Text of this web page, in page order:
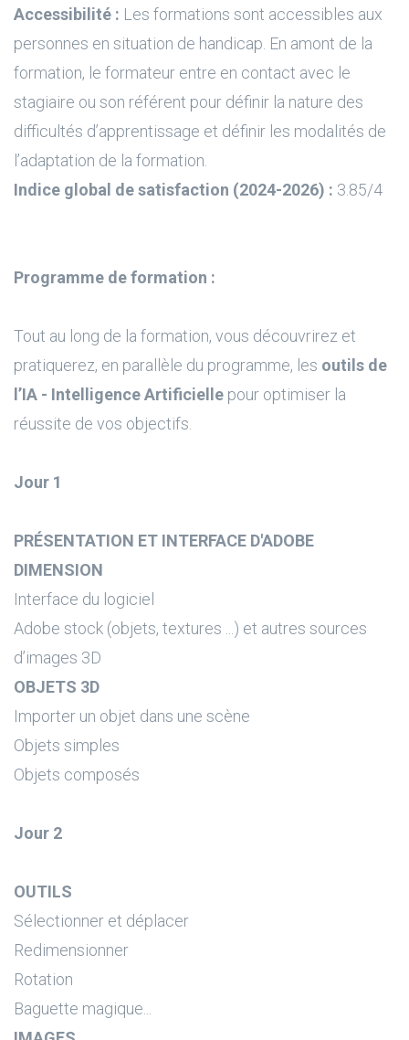
Accessibilité : Les formations sont accessibles aux
personnes en situation de handicap. En amont de la
formation, le formateur entre en contact avec le
stagiaire ou son référent pour définir la nature des
difficultés d’apprentissage et définir les modalités de
l’adaptation de la formation.
Indice global de satisfaction (2024-2026) : 3.85/4
Programme de formation :
Tout au long de la formation, vous découvrirez et
pratiquerez, en parallèle du programme, les outils de
l’IA - Intelligence Artificielle pour optimiser la
réussite de vos objectifs.
Jour 1
PRÉSENTATION ET INTERFACE D'ADOBE
DIMENSION
Interface du logiciel
Adobe stock (objets, textures ...) et autres sources
d’images 3D
OBJETS 3D
Importer un objet dans une scène
Objets simples
Objets composés
Jour 2
OUTILS
Sélectionner et déplacer
Redimensionner
Rotation
Baguette magique...